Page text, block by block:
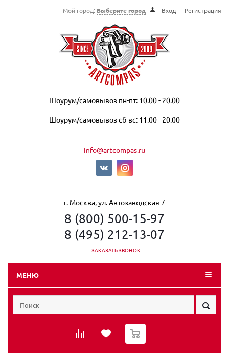
Мой город: Выберите город Вход Регистрация
Шоурум/самовывоз пн-пт: 10.00 - 20.00
Шоурум/самовывоз сб-вс: 11.00 - 20.00
info@artcompas.ru
г. Москва, ул. Автозаводская 7
8 (800) 500-15-97
8 (495) 212-13-07
ЗАКАЗАТЬ ЗВОНОК
МЕНЮ
0